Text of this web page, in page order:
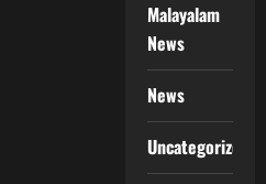
Malayalam
News
News
Uncategorized